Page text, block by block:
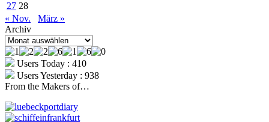
27 28
« Nov.
März »
Archiv
Archiv
Users Today : 410
Users Yesterday : 938
From the Makers of…